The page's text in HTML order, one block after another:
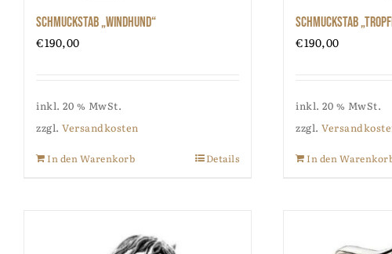
Schmuckstab „Windhund“
€190,00
inkl. 20 % MwSt.
zzgl. Versandkosten
In den Warenkorb Details
Schmuckstab
€190,00
inkl. 20 % MwSt.
zzgl.
In den